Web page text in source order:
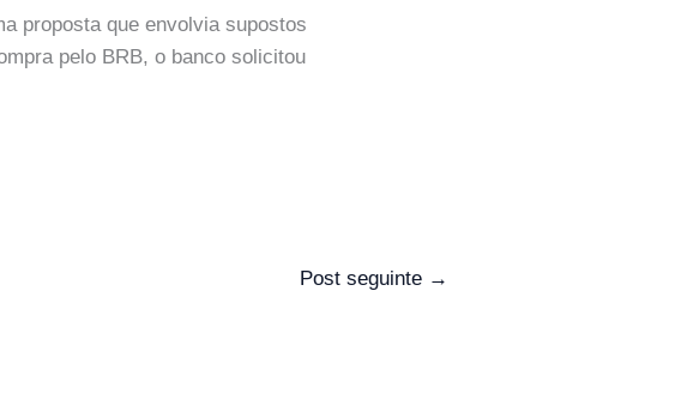
proposta que envolvia supostos
pelo BRB, o banco solicitou
Post seguinte →